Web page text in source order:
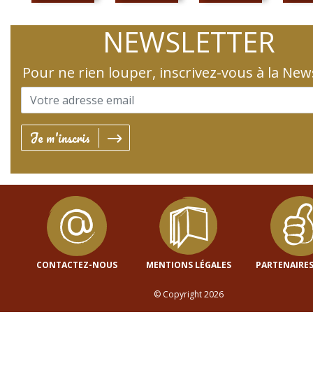
NEWSLETTER
Pour ne rien louper, inscrivez-vous à la
Je m'inscris
CONTACTEZ-NOUS MENTIONS LÉGALES
© Copyright 2026